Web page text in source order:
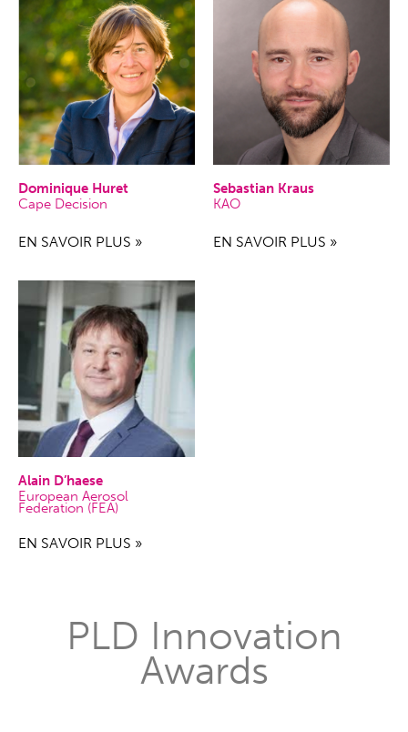
Dominique Huret
Cape Decision
EN SAVOIR PLUS »
Sebastian Kraus
KAO
EN SAVOIR PLUS »
Alain D’haese
European Aerosol
Federation (FEA)
EN SAVOIR PLUS »
PLD Innovation
Awards